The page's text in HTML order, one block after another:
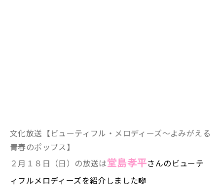
文化放送【ビューティフル・メロディーズ～よみがえる
青春のポップス】
２月１８日（日）の放送は堂島孝平さんのビューテ
ィフルメロディーズを紹介しました🎼